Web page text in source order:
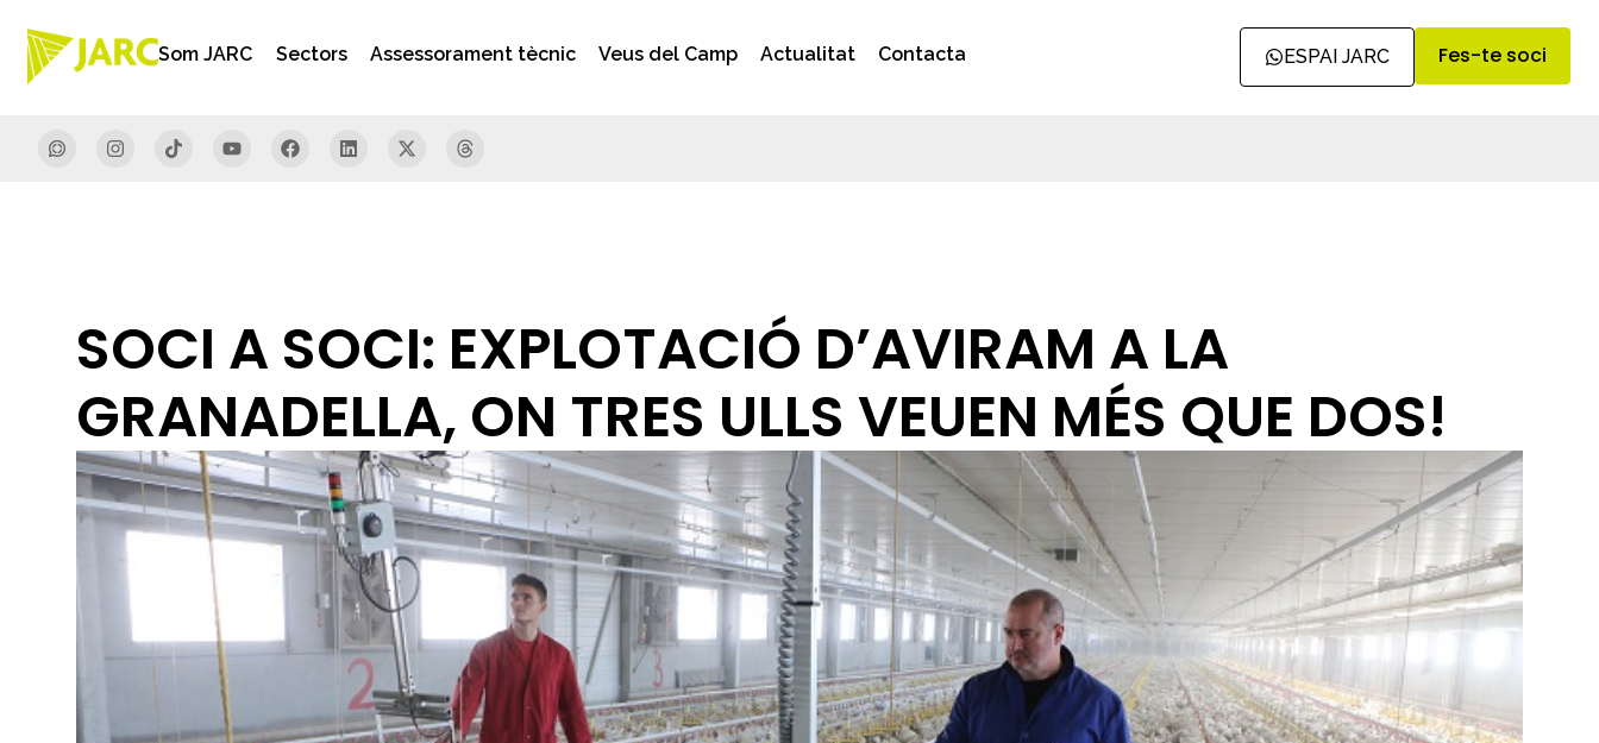
Som JARC Sectors Assessorament tècnic Veus del Camp Actualitat Contacta ESPAI JARC Fes-te soci
SOCI A SOCI: EXPLOTACIÓ D’AVIRAM A LA
GRANADELLA, ON TRES ULLS VEUEN MÉS QUE DOS!